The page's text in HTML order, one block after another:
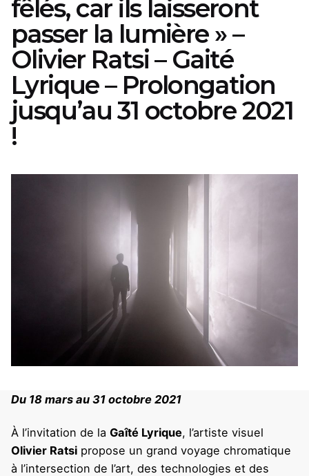
fêlés, car ils laisseront
passer la lumière » –
Olivier Ratsi – Gaité
Lyrique – Prolongation
jusqu’au 31 octobre 2021
!
Du 18 mars au 31 octobre 2021
À l’invitation de la Gaîté Lyrique, l’artiste visuel
Olivier Ratsi propose un grand voyage chromatique
à l’intersection de l’art, des technologies et des